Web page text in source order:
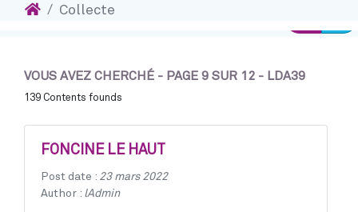
AccueilCollecte
VOUS AVEZ CHERCHÉ - PAGE 9 SUR 12 - LDA39
139 Contents founds
FONCINE LE HAUT
Post date : 23 mars 2022
Author : lAdmin